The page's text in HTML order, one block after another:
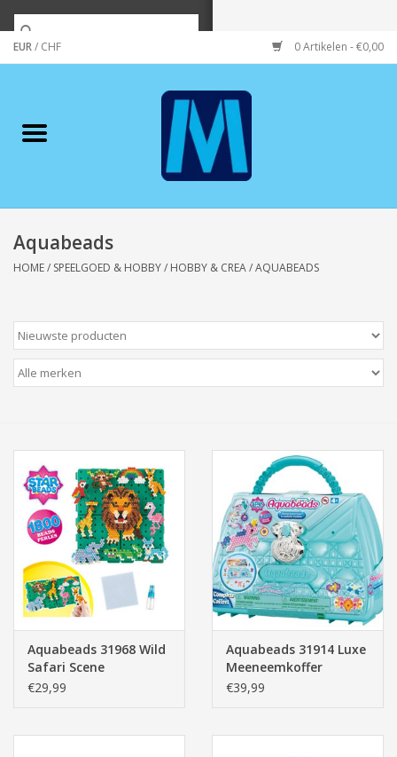
EUR/ CHF 0 Artikelen - €0,00
Merken
Wonen/koken/huishouden
Wenskaarten
Zeeuws/Streek
Boeken
Elektra
Baby & Peuter
Speelgoed & hobby
Cadeau & feest
Contact/Locatie
Aquabeads
HOME/ SPEELGOED & HOBBY/ HOBBY & CREA/AQUABEADS
Aquabeads 31968 Wild
Safari Scene
€29,99
Aquabeads 31914 Luxe
Meeneemkoffer
€39,99